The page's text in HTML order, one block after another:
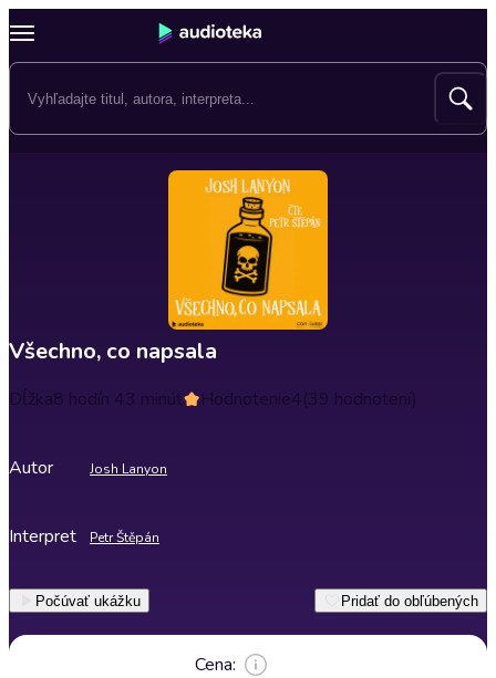
Všechno, co napsala
Dĺžka8 hodín 43 minút Hodnotenie4(39 hodnotení)
Autor Josh Lanyon
Interpret Petr Štěpán
Počúvať ukážku Pridať do obľúbených
Cena: